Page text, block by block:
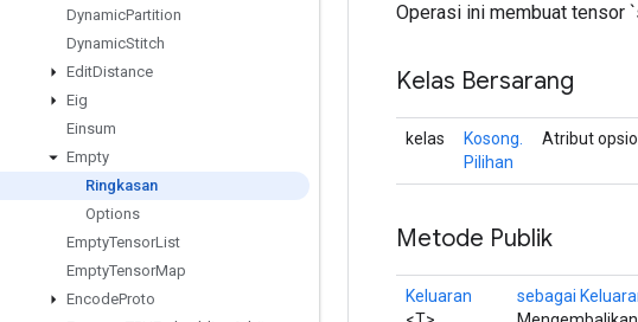
DynamicPartition
DynamicStitch
EditDistance
Eig
Einsum
Empty
Ringkasan
Options
EmptyTensorList
EmptyTensorMap
EncodeProto
Operasi ini membuat tensor
Kelas Bersarang
kelas
Kosong.
Pilihan
Atribut
Metode Publik
Keluaran
sebagai